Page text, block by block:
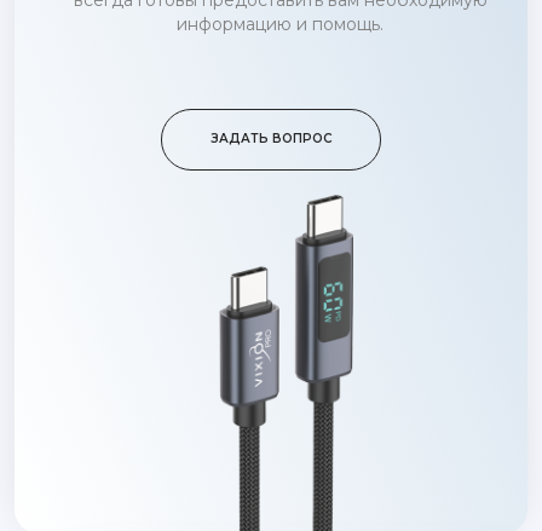
информацию и помощь.
ЗАДАТЬ ВОПРОС